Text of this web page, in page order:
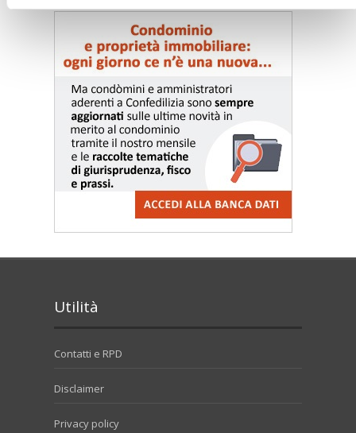
Utilità
Contatti e RPD
Disclaimer
Privacy policy